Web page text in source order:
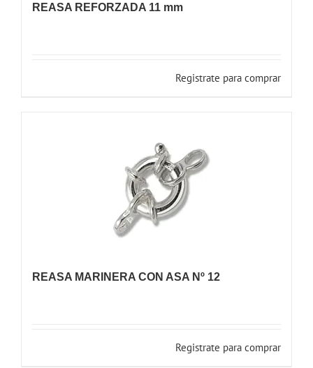
REASA REFORZADA 11 mm
Registrate para comprar
REASA MARINERA CON ASA Nº 12
Registrate para comprar